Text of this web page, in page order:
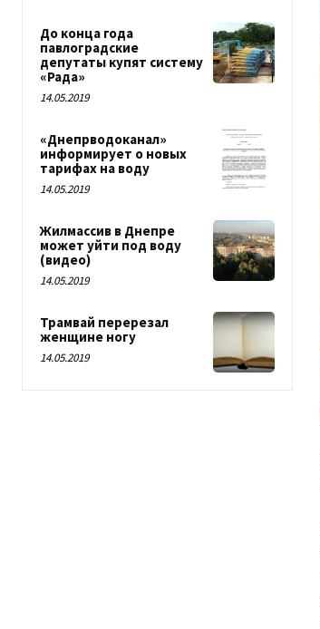
До конца года
павлоградские
депутаты купят систему
«Рада»
14.05.2019
«Днепрводоканал»
информирует о новых
тарифах на воду
14.05.2019
Жилмассив в Днепре
может уйти под воду
(видео)
14.05.2019
Трамвай перерезал
женщине ногу
14.05.2019